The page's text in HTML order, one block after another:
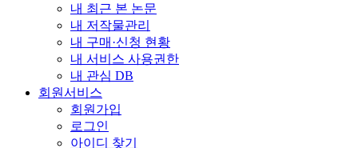
내 최근 본 논문
내 저작물관리
내 구매·신청 현황
내 서비스 사용권한
내 관심 DB
회원서비스
회원가입
로그인
아이디 찾기